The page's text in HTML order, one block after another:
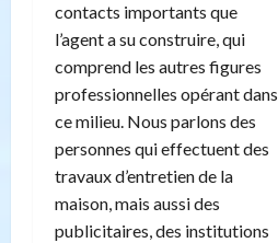
contacts importants que
l’agent a su construire, qui
comprend les autres figures
professionnelles opérant dans
ce milieu. Nous parlons des
personnes qui effectuent des
travaux d’entretien de la
maison, mais aussi des
publicitaires, des institutions